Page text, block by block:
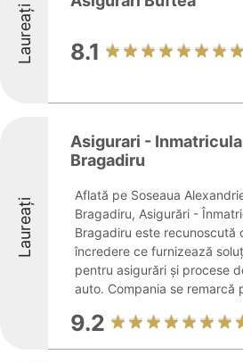
Laureați 8.1
Laureați
Asigurari -
Bragadiru
Aflată pe Soseaua
Bragadiru, Asigurări -
Bragadiru este recunoscută
încredere ce furnizează
pentru asigurări și procese
auto. Compania se remarcă
9.2